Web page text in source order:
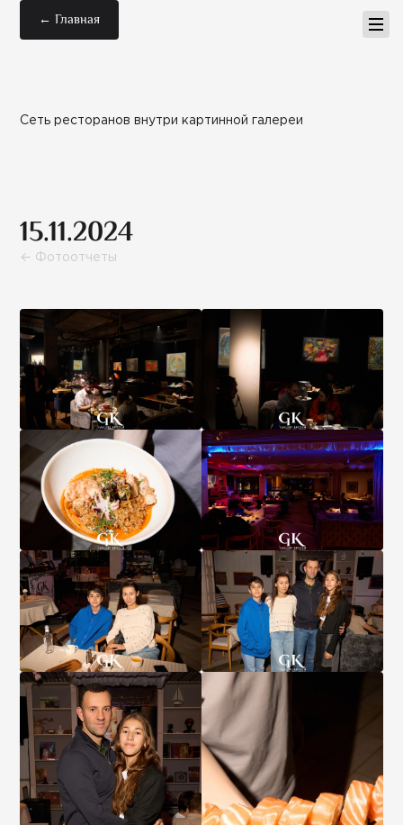
← Главная
Сеть ресторанов внутри картинной галереи
15.11.2024
← Фотоотчеты